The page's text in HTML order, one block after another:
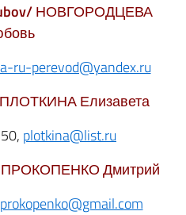
/НОВГОРОДЦЕВА
ru-perevod@yandex.ru
ПЛОТКИНА Елизавета
plotkina@list.ru
ПРОКОПЕНКО Дмитрий
prokopenko@gmail.com